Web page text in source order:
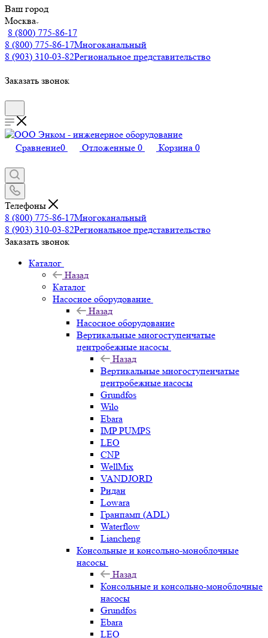
Ваш город
Москва
8 (800) 775-86-17
8 (800) 775-86-17Многоканальный
8 (903) 310-03-82Региональное представительство
Заказать звонок
Сравнение0 Отложенные 0 Корзина 0
Телефоны
8 (800) 775-86-17Многоканальный
8 (903) 310-03-82Региональное представительство
Заказать звонок
Каталог
Назад
Каталог
Насосное оборудование
Назад
Насосное оборудование
Вертикальные многоступенчатые
центробежные насосы
Назад
Вертикальные многоступенчатые
центробежные насосы
Grundfos
Wilo
Ebara
IMP PUMPS
LEO
CNP
WellMix
VANDJORD
Ридан
Lowara
Гранпамп (ADL)
Waterflow
Liancheng
Консольные и консольно-моноблочные
насосы
Назад
Консольные и консольно-моноблочные
насосы
Grundfos
Ebara
LEO